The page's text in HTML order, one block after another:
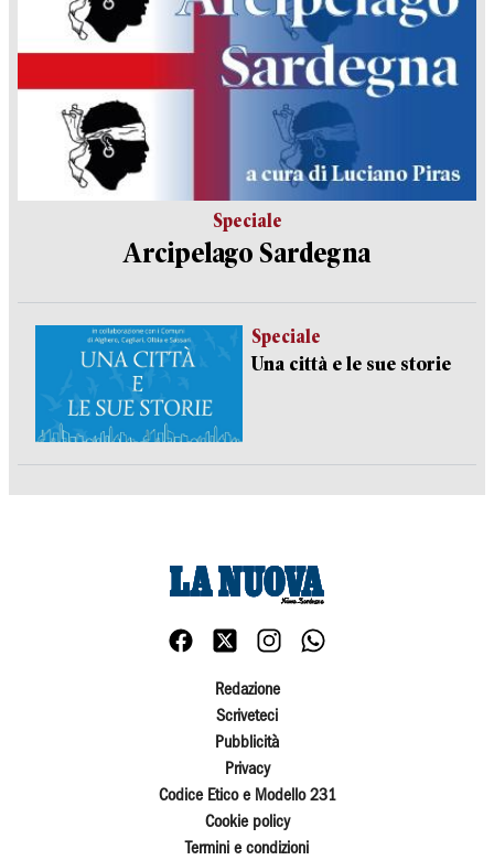
Speciale
Arcipelago Sardegna
Speciale
Una città e le sue storie
Redazione
Scriveteci
Pubblicità
Privacy
Codice Etico e Modello 231
Cookie policy
Termini e condizioni